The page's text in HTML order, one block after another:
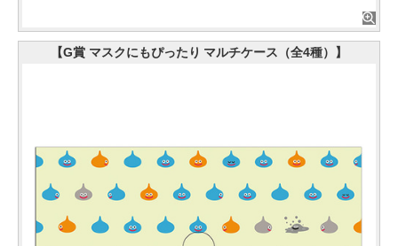
【G賞 マスクにもぴったり マルチケース（全4種）】